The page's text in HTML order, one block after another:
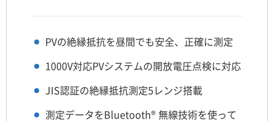
PVの絶縁抵抗を昼間でも安全、正確に測定
1000V対応PVシステムの開放電圧点検に対応
JIS認証の絶縁抵抗測定5レンジ搭載
測定データをBluetooth® 無線技術を使って